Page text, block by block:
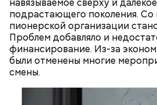
навязываемое сверху и
подрастающего поколения. Со
пионерской организации
Проблем добавляло и
финансирование. Из-за
были отменены многие
смены.
беременным, кормящим
людям с ослабленной
пожилым;
детям.